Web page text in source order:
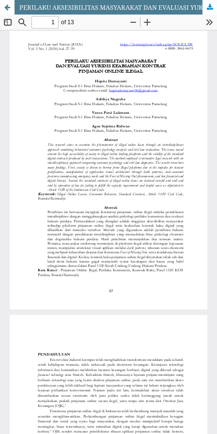
PERILAKU AKSESIBILITAS MASYARAKAT DAN EVALUASI YURIDIS KEABSAHAN KONTRAK PINJAMAN ONLINE ILEGAL